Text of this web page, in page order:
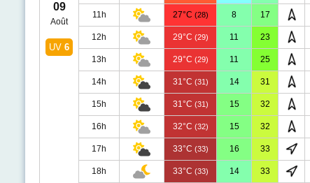
09
Août
UV 6
11h 27°C (28) 8 17
12h 29°C (29) 11 23
13h 29°C (29) 11 25
14h 31°C (31) 14 31
15h 31°C (31) 15 32
16h 32°C (32) 15 32
17h 33°C (33) 16 33
18h 33°C (33) 14 33